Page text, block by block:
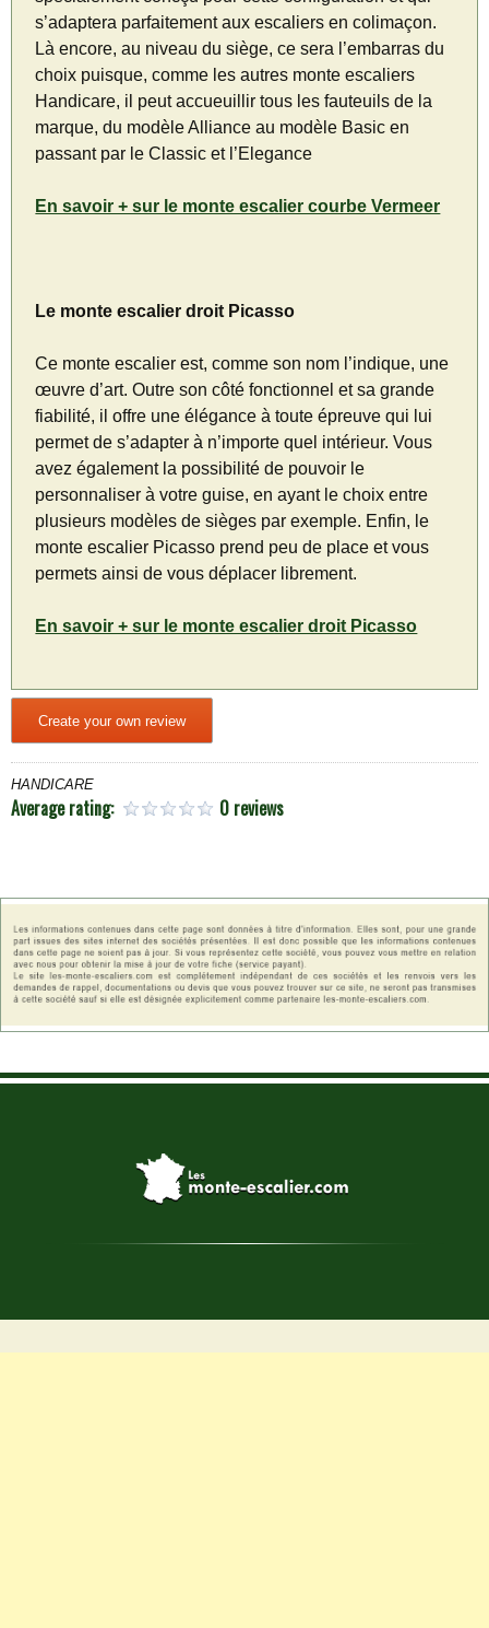
s’adaptera parfaitement aux escaliers en colimaçon.
Là encore, au niveau du siège, ce sera l’embarras du
choix puisque, comme les autres monte escaliers
Handicare, il peut accueuillir tous les fauteuils de la
marque, du modèle Alliance au modèle Basic en
passant par le Classic et l’Elegance
En savoir + sur le monte escalier courbe Vermeer
Le monte escalier droit Picasso
Ce monte escalier est, comme son nom l’indique, une
œuvre d’art. Outre son côté fonctionnel et sa grande
fiabilité, il offre une élégance à toute épreuve qui lui
permet de s’adapter à n’importe quel intérieur. Vous
avez également la possibilité de pouvoir le
personnaliser à votre guise, en ayant le choix entre
plusieurs modèles de sièges par exemple. Enfin, le
monte escalier Picasso prend peu de place et vous
permets ainsi de vous déplacer librement.
En savoir + sur le monte escalier droit Picasso
Create your own review
HANDICARE
Average rating: 0 reviews